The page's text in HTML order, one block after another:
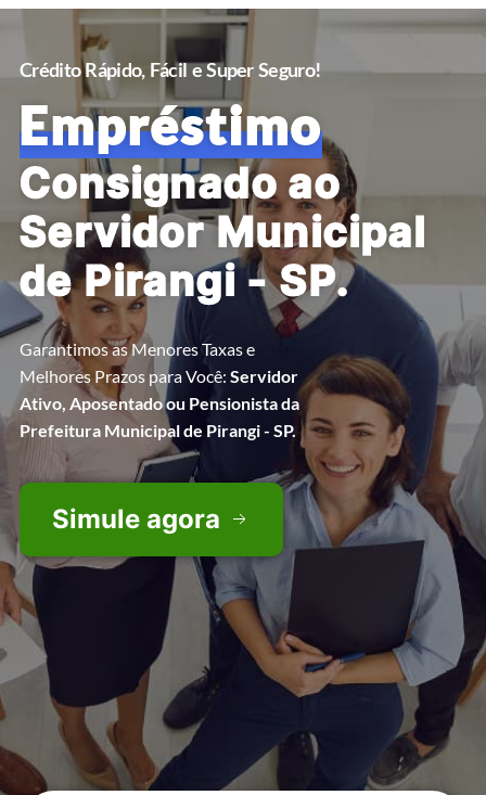
Crédito Rápido, Fácil e Super Seguro!
Empréstimo
Consignado ao
Servidor Municipal
de Pirangi - SP.
Garantimos as Menores Taxas e
Melhores Prazos para Você: Servidor
Ativo, Aposentado ou Pensionista da
Prefeitura Municipal de Pirangi - SP.
Simule agora